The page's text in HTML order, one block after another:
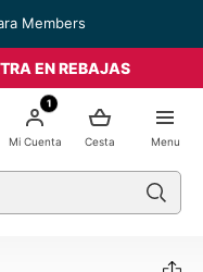
Members
EN REBAJAS
Menu
Cesta
1
Mi Cuenta